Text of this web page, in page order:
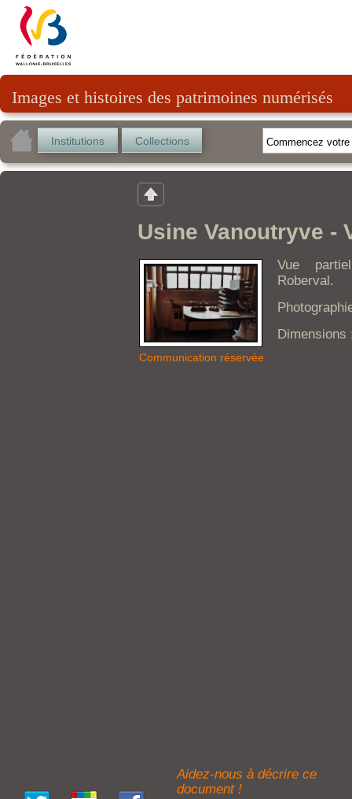
Images et histoires des patrimoines numérisés
Institutions Collections
Usine Vanoutryve -
Communication réservée
Vue
Roberval.
Dimensions
Aidez-nous à décrire ce
document !